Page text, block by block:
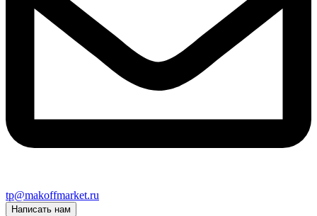
tp@makoffmarket.ru
Написать нам